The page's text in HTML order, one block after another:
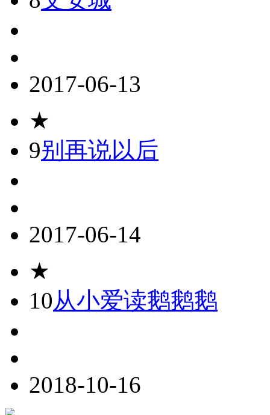
2017-06-13
★
9别再说以后
2017-06-14
★
10从小爱读鹅鹅鹅
2018-10-16